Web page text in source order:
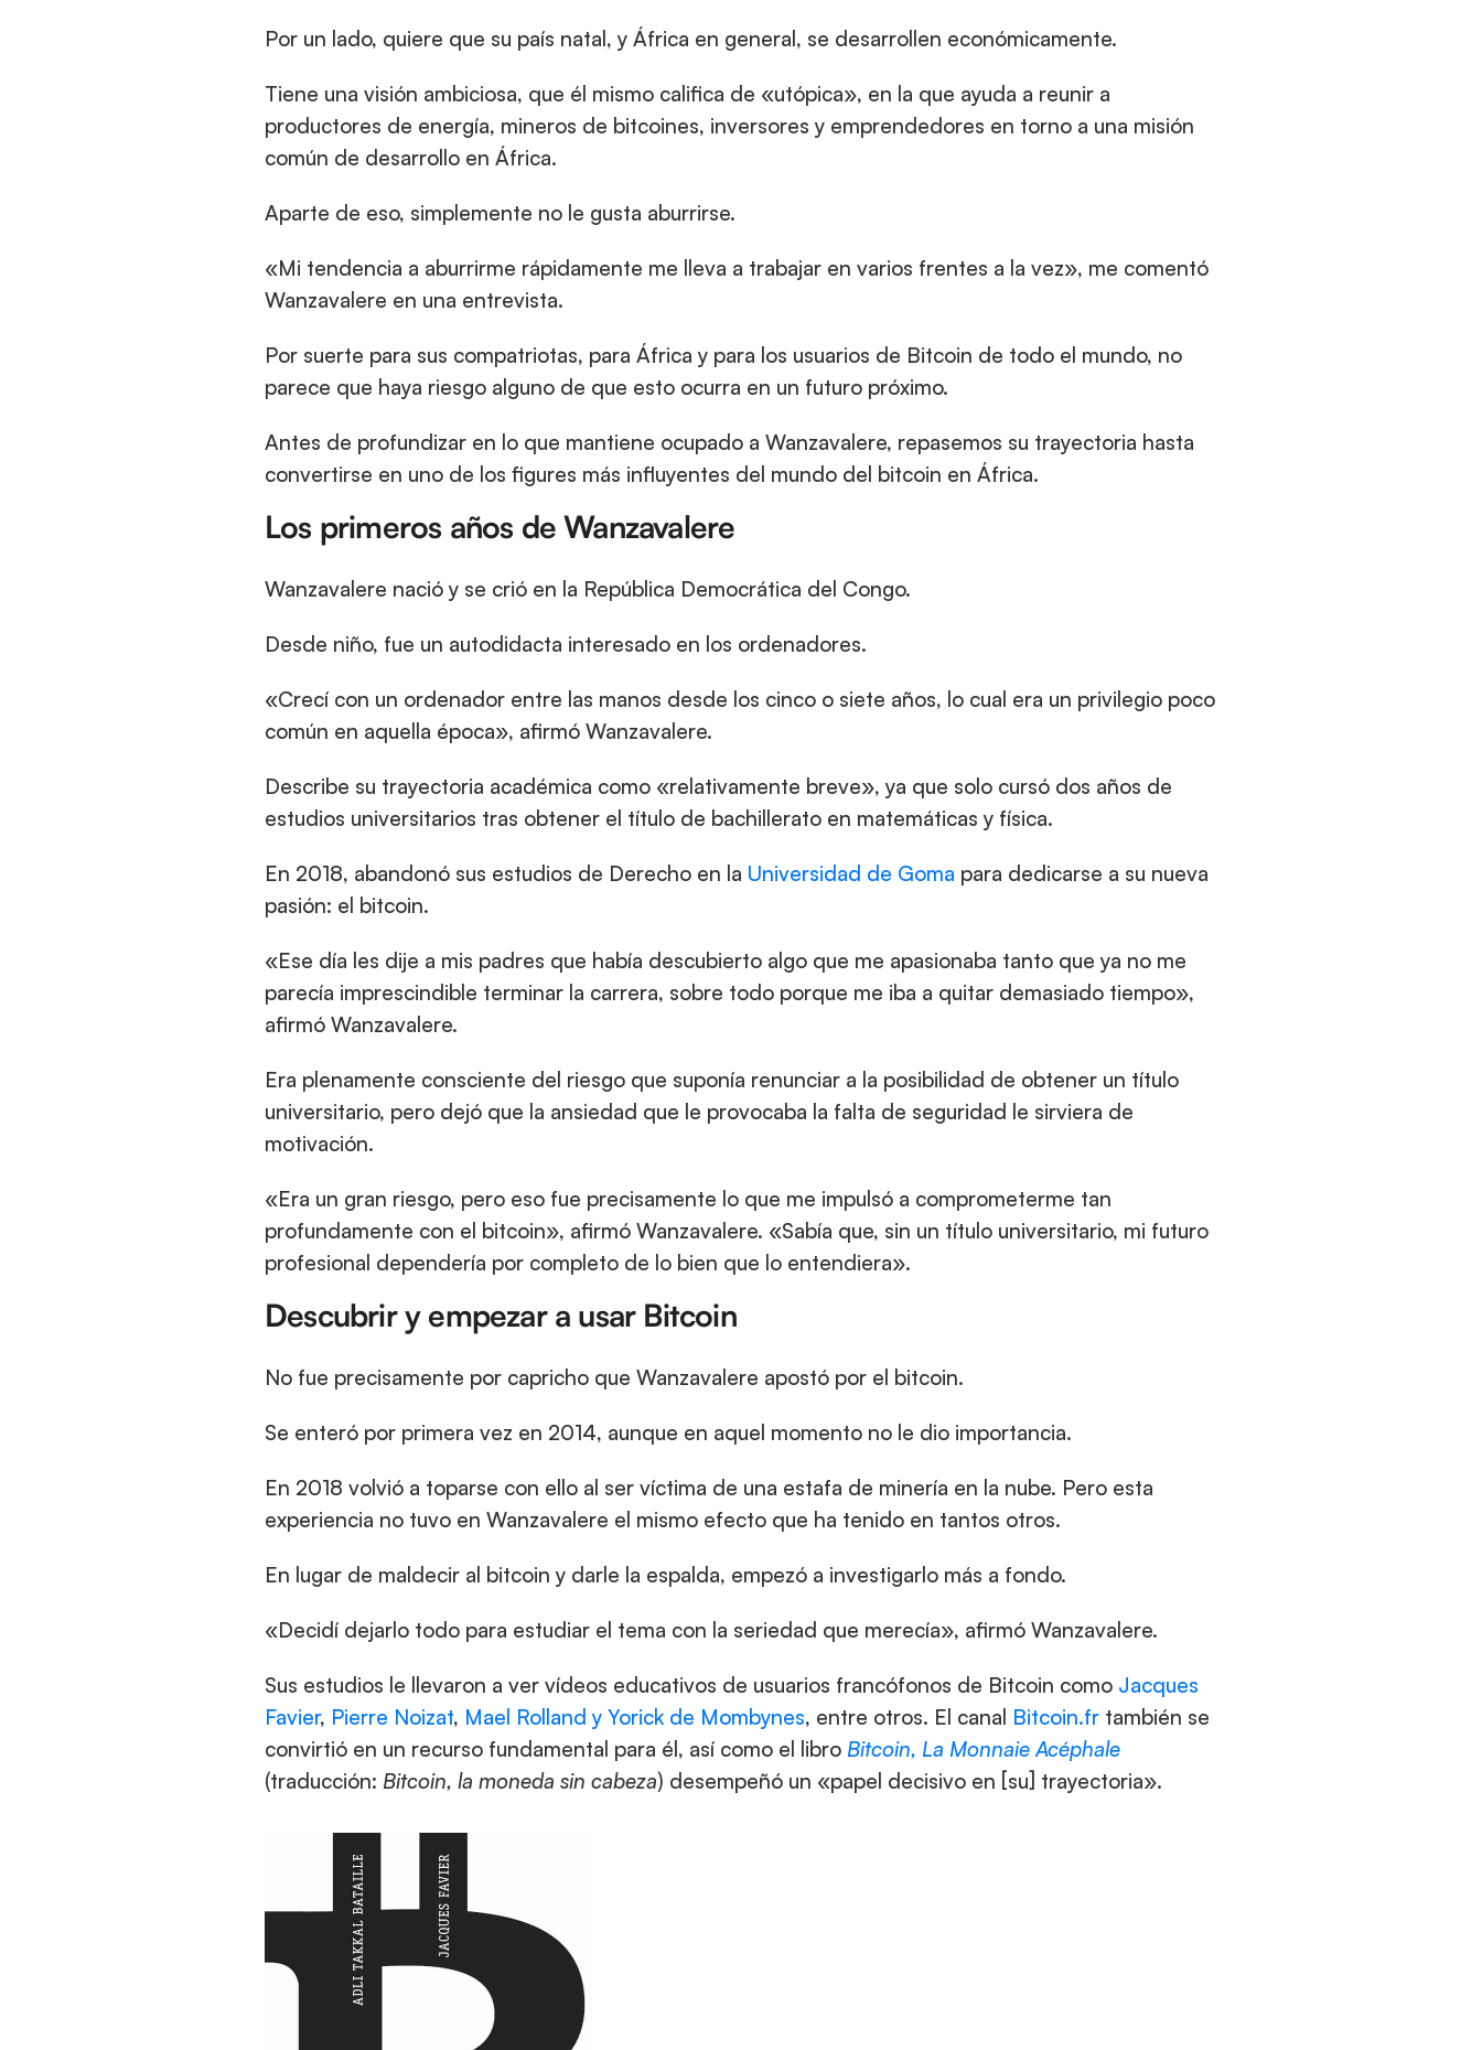
Por un lado, quiere que su país natal, y África en general, se desarrollen económicamente.
Tiene una visión ambiciosa, que él mismo califica de «utópica», en la que ayuda a reunir a
productores de energía, mineros de bitcoines, inversores y emprendedores en torno a una misión
común de desarrollo en África.
Aparte de eso, simplemente no le gusta aburrirse.
«Mi tendencia a aburrirme rápidamente me lleva a trabajar en varios frentes a la vez», me comentó
Wanzavalere en una entrevista.
Por suerte para sus compatriotas, para África y para los usuarios de Bitcoin de todo el mundo, no
parece que haya riesgo alguno de que esto ocurra en un futuro próximo.
Antes de profundizar en lo que mantiene ocupado a Wanzavalere, repasemos su trayectoria hasta
convertirse en uno de los figures más influyentes del mundo del bitcoin en África.
Los primeros años de Wanzavalere
Wanzavalere nació y se crió en la República Democrática del Congo.
Desde niño, fue un autodidacta interesado en los ordenadores.
«Crecí con un ordenador entre las manos desde los cinco o siete años, lo cual era un privilegio poco
común en aquella época», afirmó Wanzavalere.
Describe su trayectoria académica como «relativamente breve», ya que solo cursó dos años de
estudios universitarios tras obtener el título de bachillerato en matemáticas y física.
En 2018, abandonó sus estudios de Derecho en la Universidad de Goma para dedicarse a su nueva
pasión: el bitcoin.
«Ese día les dije a mis padres que había descubierto algo que me apasionaba tanto que ya no me
parecía imprescindible terminar la carrera, sobre todo porque me iba a quitar demasiado tiempo»,
afirmó Wanzavalere.
Era plenamente consciente del riesgo que suponía renunciar a la posibilidad de obtener un título
universitario, pero dejó que la ansiedad que le provocaba la falta de seguridad le sirviera de
motivación.
«Era un gran riesgo, pero eso fue precisamente lo que me impulsó a comprometerme tan
profundamente con el bitcoin», afirmó Wanzavalere. «Sabía que, sin un título universitario, mi futuro
profesional dependería por completo de lo bien que lo entendiera».
Descubrir y empezar a usar Bitcoin
No fue precisamente por capricho que Wanzavalere apostó por el bitcoin.
Se enteró por primera vez en 2014, aunque en aquel momento no le dio importancia.
En 2018 volvió a toparse con ello al ser víctima de una estafa de minería en la nube. Pero esta
experiencia no tuvo en Wanzavalere el mismo efecto que ha tenido en tantos otros.
En lugar de maldecir al bitcoin y darle la espalda, empezó a investigarlo más a fondo.
«Decidí dejarlo todo para estudiar el tema con la seriedad que merecía», afirmó Wanzavalere.
Sus estudios le llevaron a ver vídeos educativos de usuarios francófonos de Bitcoin como Jacques
Favier, Pierre Noizat, Mael Rolland y Yorick de Mombynes, entre otros. El canal Bitcoin.fr también se
convirtió en un recurso fundamental para él, así como el libro Bitcoin, La Monnaie Acéphale
(traducción: Bitcoin, la moneda sin cabeza) desempeñó un «papel decisivo en [su] trayectoria».